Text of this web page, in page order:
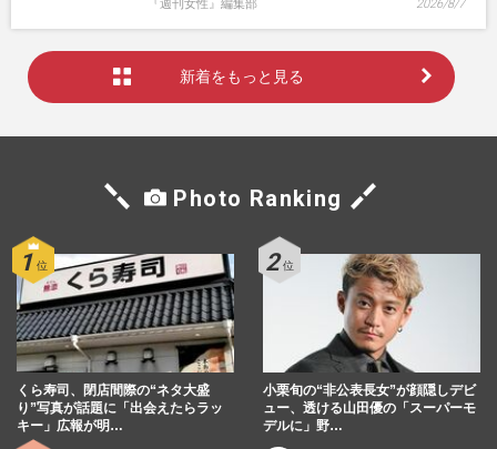
『週刊女性』編集部 2026/8/7
新着をもっと見る
Photo Ranking
くら寿司、閉店間際の“ネタ大盛
り”写真が話題に「出会えたらラッ
キー」広報が明…
小栗旬の“非公表長女”が顔隠しデビ
ュー、透ける山田優の「スーパーモ
デルに」野…